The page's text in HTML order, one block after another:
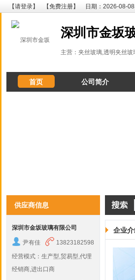
【请登录】 【免费注册】 日期：2026-08-08
深圳市金坂
主营：夹丝玻璃,透明夹丝
首页 公司简介
企业
供应商信息
深圳市金坂玻璃有限公司
尹有佳
13823182598
经营模式：生产型,贸易型,代理
经销商,进出口商